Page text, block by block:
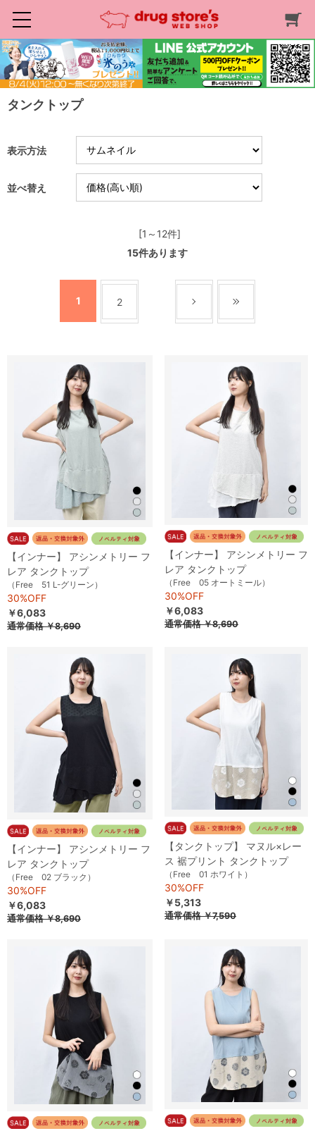
タンクトップ
表示方法
並べ替え
[1～12件]
15件あります
1 2
【インナー】 アシンメトリー フ
レア タンクトップ
（Free 51 L-グリーン）
30%OFF
￥6,083
通常価格￥8,690
【インナー】 アシンメトリー フ
レア タンクトップ
（Free 05 オートミール）
30%OFF
￥6,083
通常価格￥8,690
【インナー】 アシンメトリー フ
レア タンクトップ
（Free 02 ブラック）
30%OFF
￥6,083
通常価格￥8,690
【タンクトップ】 マヌル×レー
ス 裾プリント タンクトップ
（Free 01 ホワイト）
30%OFF
￥5,313
通常価格￥7,590